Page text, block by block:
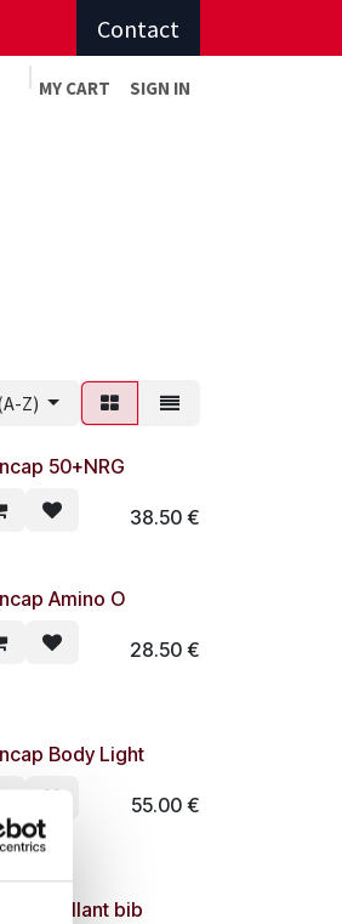
Contact
MY CART SIGN IN
Z)
50+NRG
38.50 €
Amino O
28.50 €
Body Light
55.00 €
collant bib